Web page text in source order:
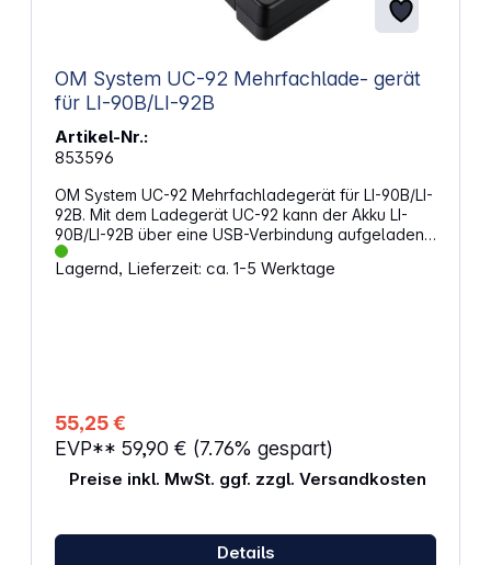
OM System UC-92 Mehrfachlade- gerät
für LI-90B/LI-92B
Artikel-Nr.:
853596
OM System UC-92 Mehrfachladegerät für LI-90B/LI-
92B. Mit dem Ladegerät UC-92 kann der Akku LI-
90B/LI-92B über eine USB-Verbindung aufgeladen
werden. Es kann auch mit dem Netzkabel F-5AC (
optional erhältlich) verwendet werden.
Lagernd, Lieferzeit: ca. 1-5 Werktage
55,25 €
EVP** 59,90 € (7.76% gespart)
Preise inkl. MwSt. ggf. zzgl. Versandkosten
Details